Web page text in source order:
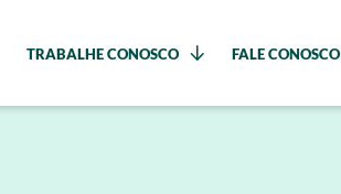
TRABALHE CONOSCO FALE CONOSCO